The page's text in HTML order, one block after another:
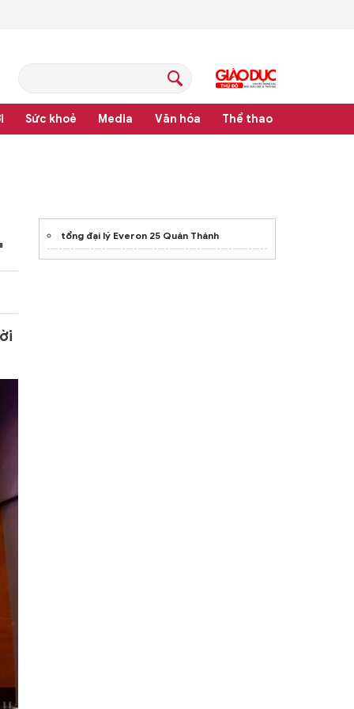
Sức khoẻ Media Văn hóa Thể thao
tổng đại lý Everon 25 Quán Thánh